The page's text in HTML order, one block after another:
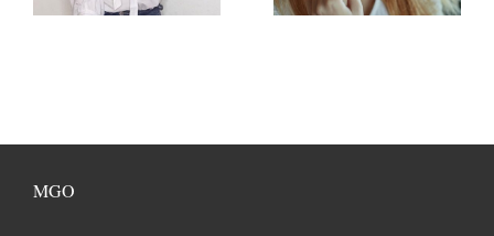
MGO